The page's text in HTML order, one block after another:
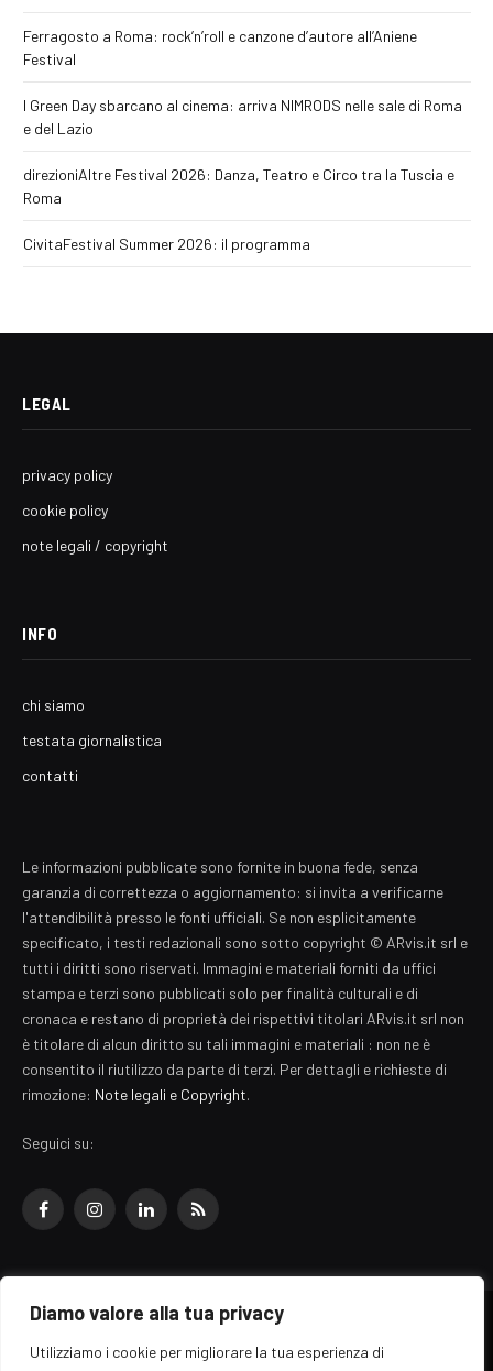
Diamo valore alla tua privacy
Utilizziamo i cookie per migliorare la tua esperienza di
Ferragosto a Roma: rock’n’roll e canzone d’autore all’Aniene
Festival
I Green Day sbarcano al cinema: arriva NIMRODS nelle sale di Roma
e del Lazio
direzioniAltre Festival 2026: Danza, Teatro e Circo tra la Tuscia e
Roma
CivitaFestival Summer 2026: il programma
LEGAL
privacy policy
cookie policy
note legali / copyright
INFO
chi siamo
testata giornalistica
contatti
Le informazioni pubblicate sono fornite in buona fede, senza
garanzia di correttezza o aggiornamento: si invita a verificarne
l'attendibilità presso le fonti ufficiali. Se non esplicitamente
specificato, i testi redazionali sono sotto copyright © ARvis.it srl e
tutti i diritti sono riservati. Immagini e materiali forniti da uffici
stampa e terzi sono pubblicati solo per finalità culturali e di
cronaca e restano di proprietà dei rispettivi titolari ARvis.it srl non
è titolare di alcun diritto su tali immagini e materiali : non ne è
consentito il riutilizzo da parte di terzi. Per dettagli e richieste di
rimozione: Note legali e Copyright.
Seguici su:
FacebookInstagramLinkedInRSS
© 2026 EZ Rome Designed by ARvis.it
Il portale EZ Rome e' una testata giornalistica di carattere generalista